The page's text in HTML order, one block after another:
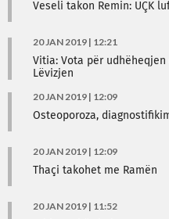
Veseli takon Remin: UÇK
20 JAN 2019 | 12:21
Vitia: Vota për
Lëvizjen
20 JAN 2019 | 12:09
Osteoporoza,
20 JAN 2019 | 12:09
Thaçi takohet me Ramën
20 JAN 2019 | 11:52